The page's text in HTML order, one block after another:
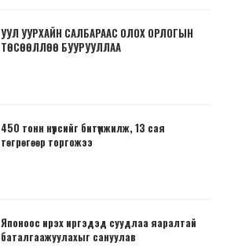
УУЛ УУРХАЙН САЛБАРААС ОЛОХ ОРЛОГЫН
ТӨСӨӨЛЛӨӨ БУУРУУЛЛАА
450 тонн нүүрсийг битүүмжилж, 13 сая
төгрөгөөр торгожээ
Японоос ирэх иргэдэд суудлаа яаралтай
баталгаажуулахыг сануулав